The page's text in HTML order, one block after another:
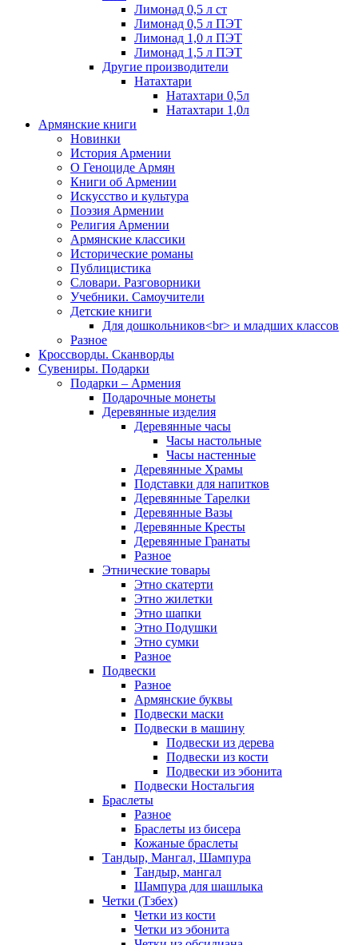
Лимонад 0,5 л ст
Лимонад 0,5 л ПЭТ
Лимонад 1,0 л ПЭТ
Лимонад 1,5 л ПЭТ
Другие производители
Натахтари
Натахтари 0,5л
Натахтари 1,0л
Армянские книги
Новинки
История Армении
О Геноциде Армян
Книги об Армении
Иcкусство и культура
Поэзия Армении
Религия Армении
Армянские классики
Исторические романы
Публицистика
Словари. Разговорники
Учебники. Самоучители
Детские книги
Для дошкольников<br> и младших классов
Разное
Кроссворды. Сканворды
Сувениры. Подарки
Подарки – Армения
Подарочные монеты
Деревянные изделия
Деревянные часы
Часы настольные
Часы настенные
Деревянные Храмы
Подставки для напитков
Деревянные Тарелки
Деревянные Вазы
Деревянные Кресты
Деревянные Гранаты
Разное
Этнические товары
Этно скатерти
Этно жилетки
Этно шапки
Этно Подушки
Этно сумки
Разное
Подвески
Разное
Армянские буквы
Подвески маски
Подвески в машину
Подвески из дерева
Подвески из кости
Подвески из эбонита
Подвески Ностальгия
Браслеты
Разное
Браслеты из бисера
Кожаные браслеты
Тандыр, Мангал, Шампура
Тандыр, мангал
Шампура для шашлыка
Четки (Тзбех)
Четки из кости
Четки из эбонита